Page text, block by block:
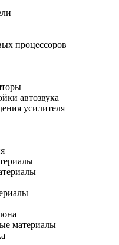
процессоров
автозвука
усилителя
материалы